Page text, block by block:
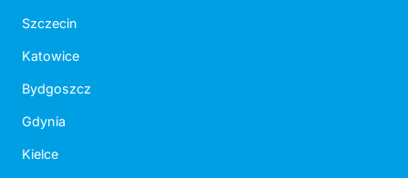
Szczecin
Katowice
Bydgoszcz
Gdynia
Kielce